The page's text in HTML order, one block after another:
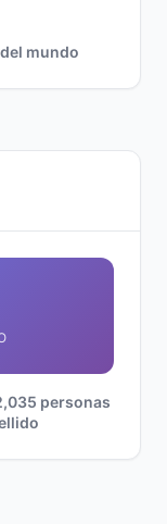
mundo
personas